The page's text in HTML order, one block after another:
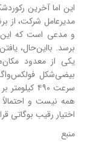
این اما آخرین
مدیرعامل شرکت، از
برسد. بااین‌حال،
یکی از معدود
بیضی‌شکل
سرعت ۴۹۰
همه نیست و
اختیار رقیب بوگاتی
منبع